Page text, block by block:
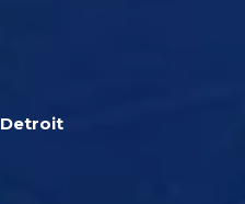
Detroit